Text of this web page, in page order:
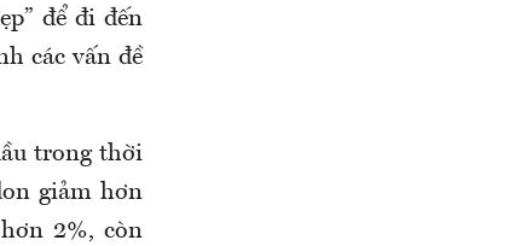
để đi đến
các vấn đề
trong thời
giảm hơn
2%, còn